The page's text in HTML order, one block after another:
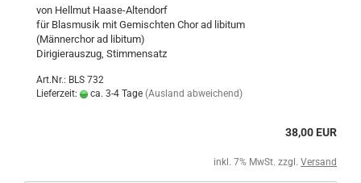
von Hellmut Haase-Altendorf
für Blasmusik mit Gemischten Chor ad libitum
(Männerchor ad libitum)
Dirigierauszug, Stimmensatz
Art.Nr.: BLS 732
Lieferzeit:
ca. 3-4 Tage (Ausland abweichend)
38,00 EUR
inkl. 7% MwSt. zzgl. Versand